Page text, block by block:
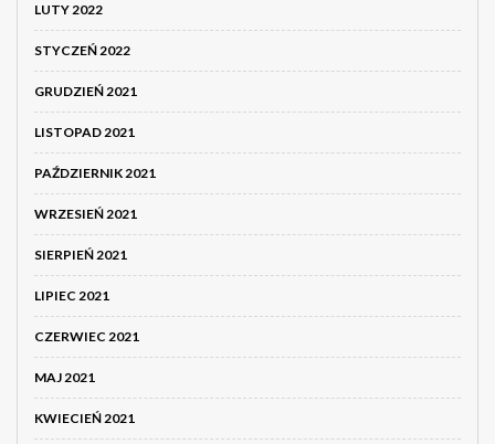
LUTY 2022
STYCZEŃ 2022
GRUDZIEŃ 2021
LISTOPAD 2021
PAŹDZIERNIK 2021
WRZESIEŃ 2021
SIERPIEŃ 2021
LIPIEC 2021
CZERWIEC 2021
MAJ 2021
KWIECIEŃ 2021